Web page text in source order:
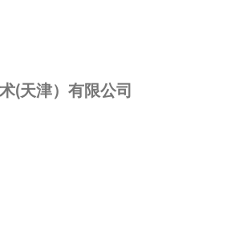
(天津）有限公司